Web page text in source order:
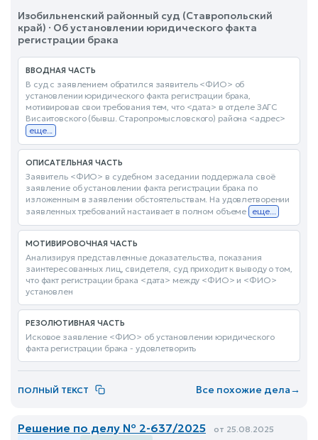
Изобильненский районный суд (Ставропольский
край) · Об установлении юридического факта
регистрации брака
ВВОДНАЯ ЧАСТЬ
В суд с заявлением обратился заявитель <ФИО> об
установлении юридического факта регистрации брака,
мотивировав свои требования тем, что <дата> в отделе ЗАГС
Висаитовского (бывш. Старопромысловского) района <адрес>
еще...
ОПИСАТЕЛЬНАЯ ЧАСТЬ
Заявитель <ФИО> в судебном заседании поддержала своё
заявление об установлении факта регистрации брака по
изложенным в заявлении обстоятельствам. На удовлетворении
заявленных требований настаивает в полном объеме еще...
МОТИВИРОВОЧНАЯ ЧАСТЬ
Анализируя представленные доказательства, показания
заинтересованных лиц, свидетеля, суд приходит к выводу о том,
что факт регистрации брака <дата> между <ФИО> и <ФИО>
установлен
РЕЗОЛЮТИВНАЯ ЧАСТЬ
Исковое заявление <ФИО> об установлении юридического
факта регистрации брака - удовлетворить
ПОЛНЫЙ ТЕКСТ Все похожие дела→
Решение по делу № 2-637/2025 от 25.08.2025